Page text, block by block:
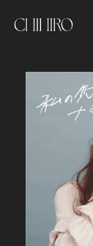
PROFILE
Contact
MOVIE